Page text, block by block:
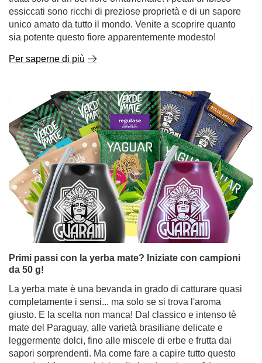
unico amato da tutto il mondo. Venite a scoprire quanto
sia potente questo fiore apparentemente modesto!
Per saperne di più
Primi passi con la yerba mate? Iniziate con campioni
La yerba mate è una bevanda in grado di catturare quasi
completamente i sensi... ma solo se si trova l'aroma
giusto. E la scelta non manca! Dal classico e intenso tè
mate del Paraguay, alle varietà brasiliane delicate e
leggermente dolci, fino alle miscele di erbe e frutta dai
sapori sorprendenti. Ma come fare a capire tutto questo
quando si è appena iniziato il viaggio nel mate? La
soluzione è semplice: campioni di yerba mate in pratiche